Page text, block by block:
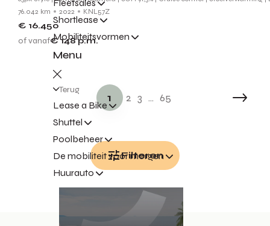
Fleetsales
Shortlease
Mobiliteitsvormen
Menu
Terug
Lease a Bike
Shuttel
Poolbeheer
De mobiliteit voor morgen
Huurauto
76.042 km
2022 KNL57Z
€ 16.450
of vanaf€ 148p.m.
1 2 3 ... 65
Filteren